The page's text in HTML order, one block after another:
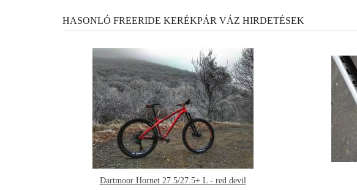
HASONLÓ FREERIDE KERÉKPÁR VÁZ HIRDETÉSEK
Dartmoor Hornet 27.5/27.5+ L - red devil